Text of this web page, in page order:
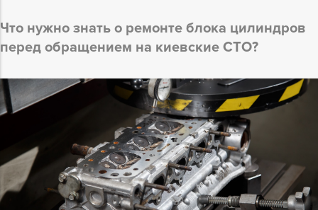
Что нужно знать о ремонте блока цилиндров
перед обращением на киевские СТО?